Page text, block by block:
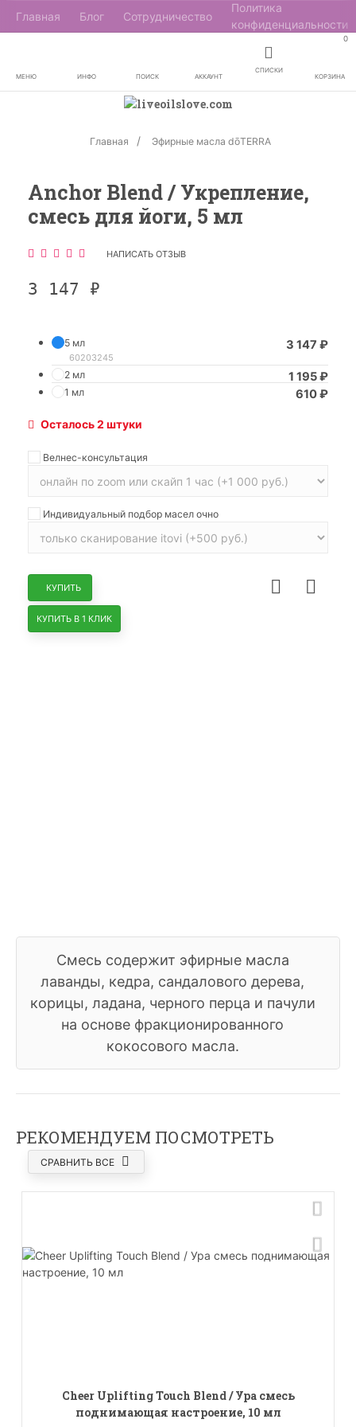
Главная Блог Сотрудничество
Политика
конфиденциальности
МЕНЮ ИНФО ПОИСК АККАУНТ
СПИСКИ
0
КОРЗИНА
Главная Эфирные масла dōTERRA
Anchor Blend / Укрепление,
смесь для йоги, 5 мл
НАПИСАТЬ ОТЗЫВ
3 147 ₽
3 147 ₽
5 мл
60203245
1 195₽
2 мл
610₽
1 мл
Осталось 2 штуки
Велнес-консультация
Индивидуальный подбор масел очно
КУПИТЬ
КУПИТЬ В 1 КЛИК
Смесь содержит эфирные масла
лаванды, кедра, сандалового дерева,
корицы, ладана, черного перца и пачули
на основе фракционированного
кокосового масла.
РЕКОМЕНДУЕМ ПОСМОТРЕТЬ
СРАВНИТЬ ВСЕ
Cheer Uplifting Touch Blend / Ура смесь
поднимающая настроение, 10 мл